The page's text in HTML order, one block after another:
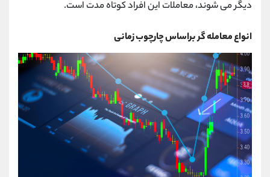
دیگر می شوند، معاملات این افراد کوتاه مدت است.
انواع معامله گر براساس چارچوب زمانی